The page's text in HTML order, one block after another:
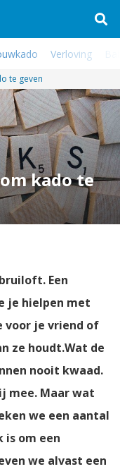
Verloving
te geven
kado te
Een
je hielpen met
voor je vriend of
ze houdt.Wat de
nooit kwaad.
mee. Maar wat
we een aantal
om een
we alvast een